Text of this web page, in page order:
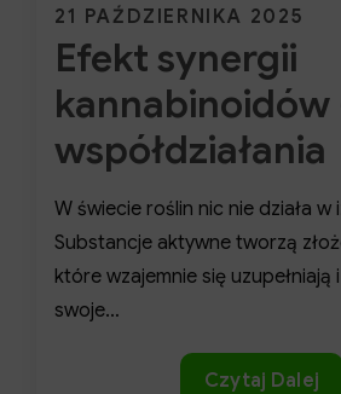
Posted
on
21 PAŹDZIERNIKA 2025
Efekt synergii
kannabinoidów
współdziałania
W świecie roślin nic nie działa w
Substancje aktywne tworzą
które wzajemnie się uzupełniają
swoje…
Efekt
Czytaj Dalej